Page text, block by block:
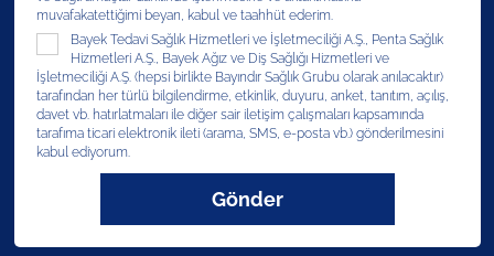
muvafakatettiğimi beyan, kabul ve taahhüt ederim.
Bayek Tedavi Sağlık Hizmetleri ve İşletmeciliği A.Ş., Penta Sağlık
Hizmetleri A.Ş., Bayek Ağız ve Diş Sağlığı Hizmetleri ve
İşletmeciliği A.Ş. (hepsi birlikte Bayındır Sağlık Grubu olarak anılacaktır)
tarafından her türlü bilgilendirme, etkinlik, duyuru, anket, tanıtım, açılış,
davet vb. hatırlatmaları ile diğer sair iletişim çalışmaları kapsamında
tarafıma ticari elektronik ileti (arama, SMS, e-posta vb.) gönderilmesini
kabul ediyorum.
Gönder